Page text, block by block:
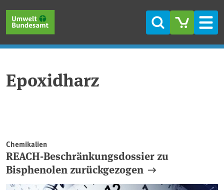
Suche
Epoxidharz
Chemikalien
REACH-Beschränkungsdossier zu
Bisphenolen zurückgezogen